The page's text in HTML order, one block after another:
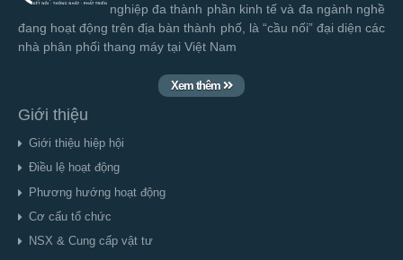
nghiệp đa thành phần kinh tế và đa ngành nghề
đang hoạt động trên địa bàn thành phố, là “cầu nối” đại diện các
nhà phân phối thang máy tại Việt Nam
Xem thêm
Giới thiệu
Giới thiệu hiệp hội
Điều lệ hoạt động
Phương hướng hoạt động
Cơ cấu tổ chức
NSX & Cung cấp vật tư